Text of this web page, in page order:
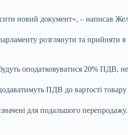
новий документ», – написав
розглянути та прийняти
оподатковуватися 20% ПДВ,
ПДВ до вартості
для подальшого перепродажу.